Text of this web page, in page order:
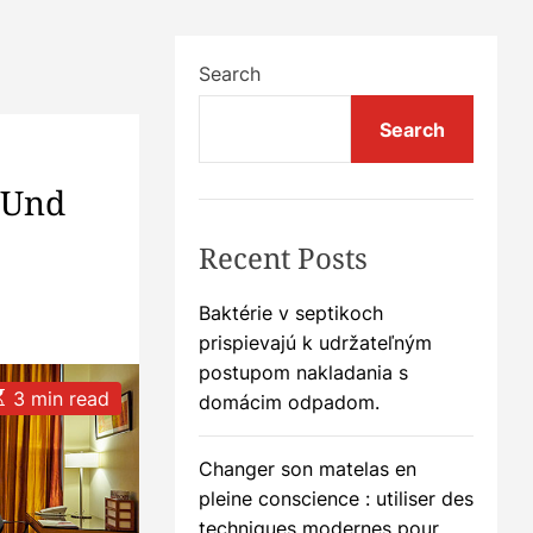
3 min read
Search
Search
Recent Posts
Baktérie v septikoch
prispievajú k udržateľným
postupom nakladania s
domácim odpadom.
Changer son matelas en
pleine conscience : utiliser des